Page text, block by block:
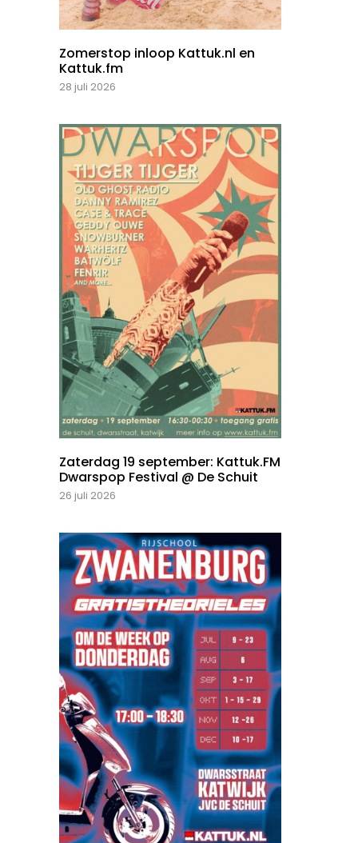
Zomerstop inloop Kattuk.nl en
Kattuk.fm
28 juli 2026
Zaterdag 19 september: Kattuk.FM
Dwarspop Festival @ De Schuit
26 juli 2026